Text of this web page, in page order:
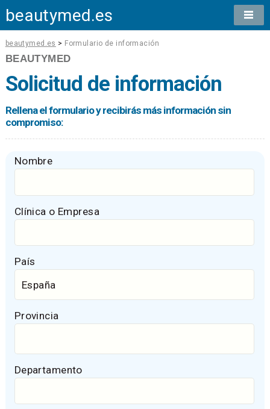
beautymed.es
beautymed.es > Formulario de información
BEAUTYMED
Solicitud de información
Rellena el formulario y recibirás más información sin
compromiso:
Nombre
Clínica o Empresa
País
Provincia
Departamento